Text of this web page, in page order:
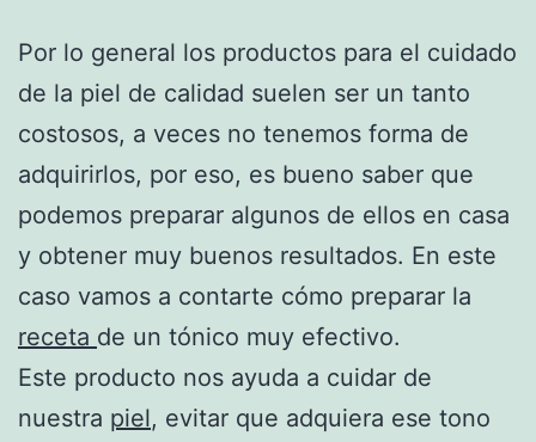
Por lo general los productos para el cuidado
de la piel de calidad suelen ser un tanto
costosos, a veces no tenemos forma de
adquirirlos, por eso, es bueno saber que
podemos preparar algunos de ellos en casa
y obtener muy buenos resultados. En este
caso vamos a contarte cómo preparar la
receta de un tónico muy efectivo.
Este producto nos ayuda a cuidar de
nuestra piel, evitar que adquiera ese tono